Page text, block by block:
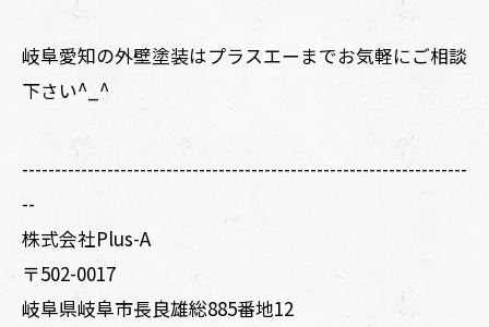
岐阜愛知の外壁塗装はプラスエーまでお気軽にご相談
下さい^_^
--------------------------------------------------------------------
--
株式会社Plus-A
〒502-0017
岐阜県岐阜市長良雄総885番地12